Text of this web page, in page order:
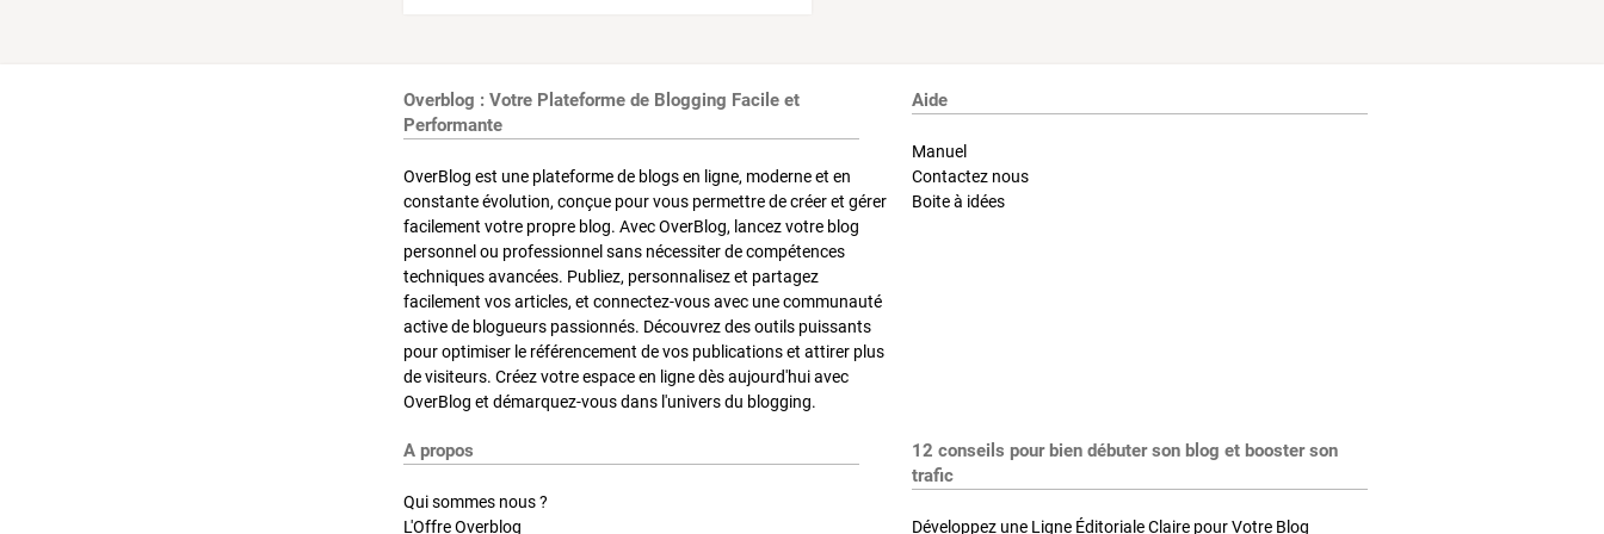
Overblog : Votre Plateforme de Blogging Facile et
Performante
OverBlog est une plateforme de blogs en ligne, moderne et en
constante évolution, conçue pour vous permettre de créer et gérer
facilement votre propre blog. Avec OverBlog, lancez votre blog
personnel ou professionnel sans nécessiter de compétences
techniques avancées. Publiez, personnalisez et partagez
facilement vos articles, et connectez-vous avec une communauté
active de blogueurs passionnés. Découvrez des outils puissants
pour optimiser le référencement de vos publications et attirer plus
de visiteurs. Créez votre espace en ligne dès aujourd'hui avec
OverBlog et démarquez-vous dans l'univers du blogging.
Aide
Manuel
Contactez nous
Boite à idées
A propos
Qui sommes nous ?
L'Offre Overblog
12 conseils pour bien débuter son blog et booster son
trafic
Développez une Ligne Éditoriale Claire pour Votre Blog